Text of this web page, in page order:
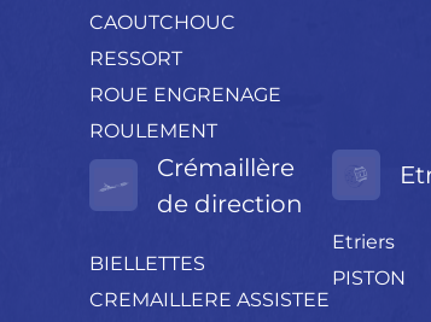
CAOUTCHOUC
RESSORT
ROUE ENGRENAGE
ROULEMENT
Crémaillère
de direction
BIELLETTES
CREMAILLERE ASSISTEE
Etriers
PISTON